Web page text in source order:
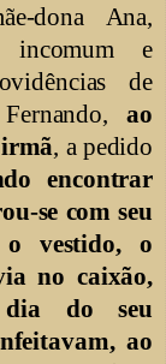
dona Ana,
incomum e
de
ao
, a pedido
encontrar
se com seu
o vestido, o
no caixão,
dia do seu
ao